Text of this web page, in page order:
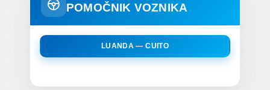
POMOČNIK VOZNIKA
LUANDA — CUITO